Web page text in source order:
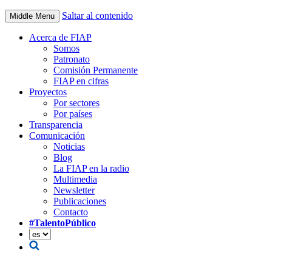
Middle Menu Saltar al contenido
Acerca de FIAP
Somos
Patronato
Comisión Permanente
FIAP en cifras
Proyectos
Por sectores
Por países
Transparencia
Comunicación
Noticias
Blog
La FIAP en la radio
Multimedia
Newsletter
Publicaciones
Contacto
#TalentoPúblico